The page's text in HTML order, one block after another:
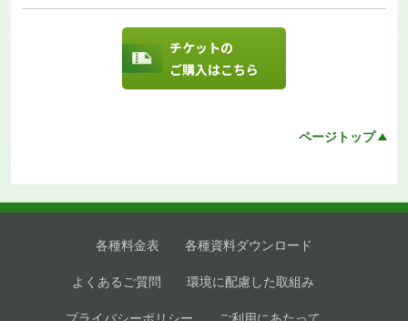
チケットの
ご購入はこちら
ページトップ
各種料金表 各種資料ダウンロード
よくあるご質問 環境に配慮した取組み